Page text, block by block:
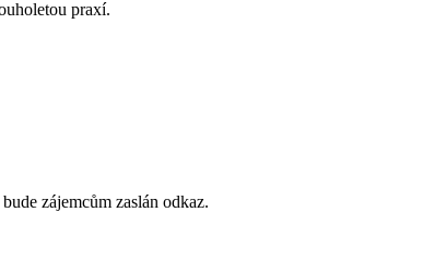
praxí.
zájemcům zaslán odkaz.